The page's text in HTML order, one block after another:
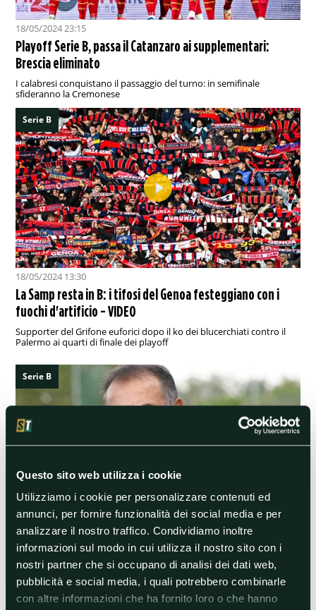
Questo sito web utilizza i cookie
Utilizziamo i cookie per personalizzare contenuti ed
annunci, per fornire funzionalità dei social media e per
analizzare il nostro traffico. Condividiamo inoltre
informazioni sul modo in cui utilizza il nostro sito con i
nostri partner che si occupano di analisi dei dati web,
pubblicità e social media, i quali potrebbero combinarle
con altre informazioni che ha fornito loro o che hanno
18/05/2024 23:15
Playoff Serie B, passa il Catanzaro ai supplementari:
Brescia eliminato
I calabresi conquistano il passaggio del turno: in semifinale
sfideranno la Cremonese
Serie B
18/05/2024 13:30
La Samp resta in B: i tifosi del Genoa festeggiano con i
fuochi d'artificio - VIDEO
Supporter del Grifone euforici dopo il ko dei blucerchiati contro il
Palermo ai quarti di finale dei playoff
Serie B
18/05/2024 10:00
Playoff Serie B, Catanzaro-Brescia: analisi e pronostico
In novanta minuti, o forse più, è racchiuso il destino delle squadre di
Vivarini e Maran, in campo questa sera al Ceravolo (ore 20.30)